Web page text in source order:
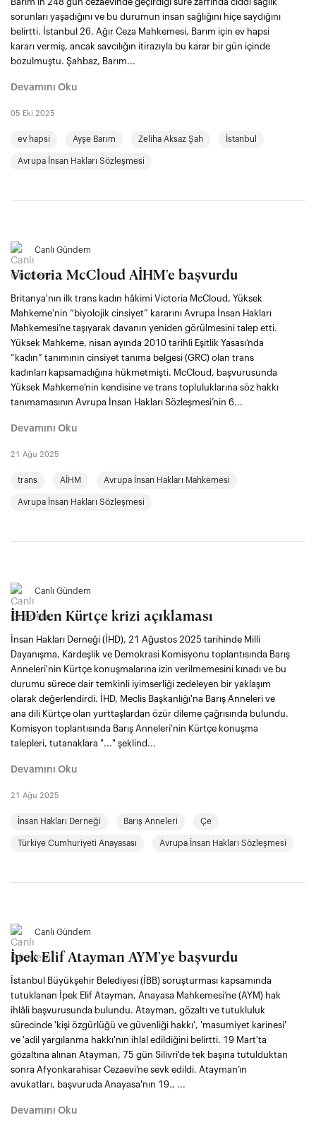
sorunları yaşadığını ve bu durumun insan sağlığını hiçe saydığını
belirtti. İstanbul 26. Ağır Ceza Mahkemesi, Barım için ev hapsi
kararı vermiş, ancak savcılığın itirazıyla bu karar bir gün içinde
bozulmuştu. Şahbaz, Barım...
Devamını Oku
05 Eki 2025
ev hapsi Ayşe Barım Zeliha Aksaz Şah İstanbul
Avrupa İnsan Hakları Sözleşmesi
Canlı Gündem
Victoria McCloud AİHM'e başvurdu
Britanya'nın ilk trans kadın hâkimi Victoria McCloud, Yüksek
Mahkeme'nin “biyolojik cinsiyet” kararını Avrupa İnsan Hakları
Mahkemesi’ne taşıyarak davanın yeniden görülmesini talep etti.
Yüksek Mahkeme, nisan ayında 2010 tarihli Eşitlik Yasası’nda
“kadın” tanımının cinsiyet tanıma belgesi (GRC) olan trans
kadınları kapsamadığına hükmetmişti. McCloud, başvurusunda
Yüksek Mahkeme’nin kendisine ve trans topluluklarına söz hakkı
tanımamasının Avrupa İnsan Hakları Sözleşmesi’nin 6...
Devamını Oku
21 Ağu 2025
trans AİHM Avrupa İnsan Hakları Mahkemesi
Avrupa İnsan Hakları Sözleşmesi
Canlı Gündem
İHD'den Kürtçe krizi açıklaması
İnsan Hakları Derneği (İHD), 21 Ağustos 2025 tarihinde Milli
Dayanışma, Kardeşlik ve Demokrasi Komisyonu toplantısında Barış
Anneleri'nin Kürtçe konuşmalarına izin verilmemesini kınadı ve bu
durumu sürece dair temkinli iyimserliği zedeleyen bir yaklaşım
olarak değerlendirdi. İHD, Meclis Başkanlığı'na Barış Anneleri ve
ana dili Kürtçe olan yurttaşlardan özür dileme çağrısında bulundu.
Komisyon toplantısında Barış Anneleri'nin Kürtçe konuşma
talepleri, tutanaklara "..." şeklind...
Devamını Oku
21 Ağu 2025
İnsan Hakları Derneği Barış Anneleri Çe
Türkiye Cumhuriyeti Anayasası Avrupa İnsan Hakları Sözleşmesi
Canlı Gündem
İpek Elif Atayman AYM'ye başvurdu
İstanbul Büyükşehir Belediyesi (İBB) soruşturması kapsamında
tutuklanan İpek Elif Atayman, Anayasa Mahkemesi’ne (AYM) hak
ihlâli başvurusunda bulundu. Atayman, gözaltı ve tutukluluk
sürecinde 'kişi özgürlüğü ve güvenliği hakkı', 'masumiyet karinesi'
ve 'adil yargılanma hakkı'nın ihlal edildiğini belirtti. 19 Mart'ta
gözaltına alınan Atayman, 75 gün Silivri'de tek başına tutulduktan
sonra Afyonkarahisar Cezaevi’ne sevk edildi. Atayman’ın
avukatları, başvuruda Anayasa'nın 19., ...
Devamını Oku